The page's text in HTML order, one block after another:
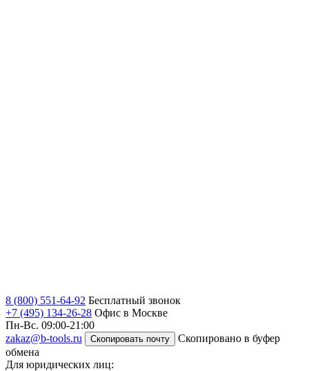
8 (800) 551-64-92 Бесплатный звонок
+7 (495) 134-26-28 Офис в Москве
Пн-Вс. 09:00-21:00
zakaz@b-tools.ru
Скопировать почту
Скопировано в буфер
обмена
Для юридических лиц: